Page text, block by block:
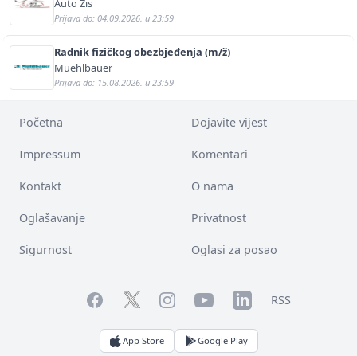
Auto Žis
Prijava do: 04.09.2026. u 23:59
Radnik fizičkog obezbjeđenja (m/ž)
Muehlbauer
Prijava do: 15.08.2026. u 23:59
Početna Dojavite vijest
Impressum Komentari
Kontakt O nama
Oglašavanje Privatnost
Sigurnost Oglasi za posao
FacebookTwitterInstagramYouTubeLinkedInRSS
App Store Google Play